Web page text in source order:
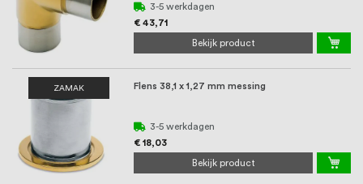
3-5 werkdagen
€ 43,71
Bekijk product
ZAMAK Flens 38,1 x 1,27 mm messing
3-5 werkdagen
€ 18,03
Bekijk product